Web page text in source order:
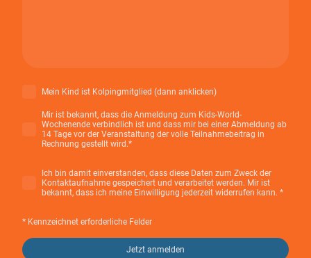
Mein Kind ist Kolpingmitglied (dann anklicken)
Mir ist bekannt, dass die Anmeldung zum Kids-World-
Wochenende verbindlich ist und dass mir bei einer Abmeldung ab
14 Tage vor der Veranstaltung der volle Teilnahmebeitrag in
Rechnung gestellt wird.*
Ich bin damit einverstanden, dass diese Daten zum Zweck der
Kontaktaufnahme gespeichert und verarbeitet werden. Mir ist
bekannt, dass ich meine Einwilligung jederzeit widerrufen kann. *
* Kennzeichnet erforderliche Felder
Jetzt anmelden